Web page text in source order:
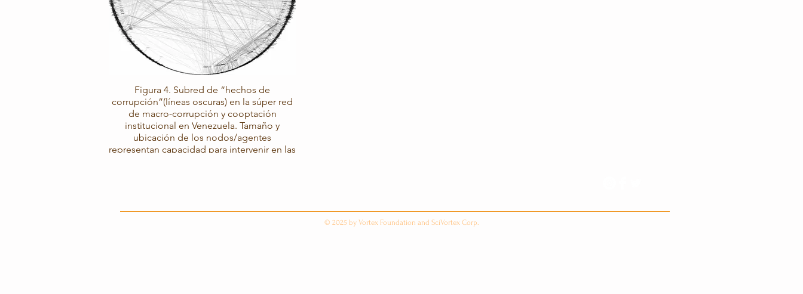
Figura 4. Subred de “hechos de
corrupción”(líneas oscuras) en la súper red
de macro-corrupción y cooptación
institucional en Venezuela. Tamaño y
ubicación de los nodos/agentes
representan capacidad para intervenir en las
© 2025 by Vortex Foundation and SciVortex Corp.